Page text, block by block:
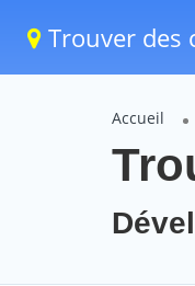
Trouver des
Accueil